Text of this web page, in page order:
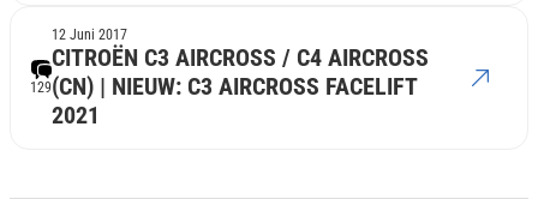
129
CITROËN C3 AIRCROSS / C4 AIRCROSS
(CN) | NIEUW: C3 AIRCROSS FACELIFT
2021
12 Juni 2017